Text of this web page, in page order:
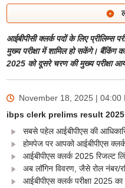
आईबीपीसी क्लर्क पदों के लिए प्रीलिम्स
मुख्य परीक्षा में शामिल हो सकेंगे। बैंकिंग
2025 को दूसरे चरण की मुख्य परीक्षा
November 18, 2025 | 04:00
ibps clerk prelims result 2025:
सबसे पहेल आईबीपीएस की
होमपेज पर आपको आईबीपीएस
आईबीपीएस क्लर्क 2025 रिजल्ट
अब लॉगिन विवरण, जैसे रोल नंबर/
आईबीपीएस क्लर्क परीक्षा 2025 का